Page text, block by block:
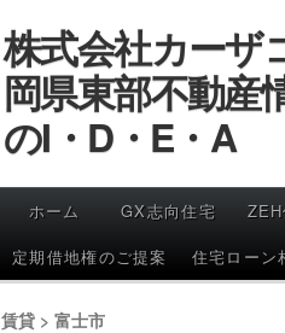
株式会社カー
岡県東部不動
のI・D・E・A
ホーム GX志向住宅
定期借地権のご提案
住宅ローン
賃貸 > 富士市